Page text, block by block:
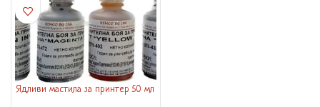
Ядливи мастила за принтер 50 мл